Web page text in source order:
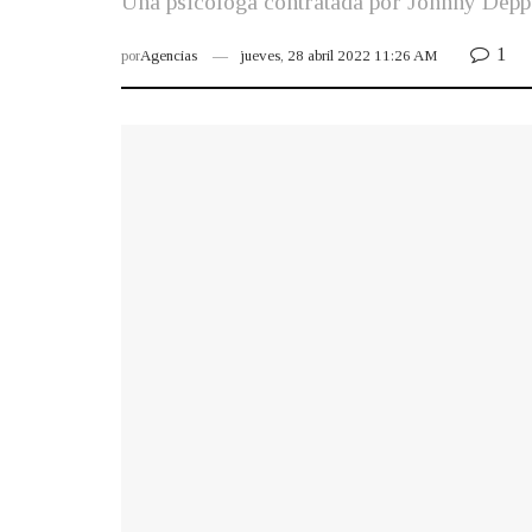
porAgencias jueves, 28 abril 2022 11:26 AM 1